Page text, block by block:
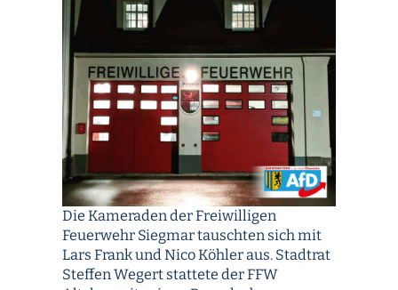
Die Kameraden der Freiwilligen
Feuerwehr Siegmar tauschten sich mit
Lars Frank und Nico Köhler aus. Stadtrat
Steffen Wegert stattete der FFW